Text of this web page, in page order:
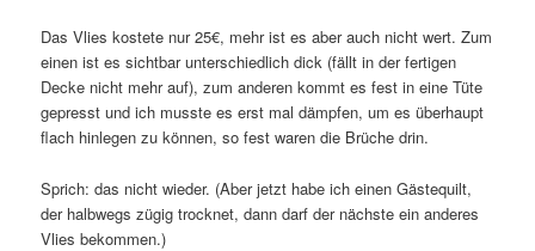
Das Vlies kostete nur 25€, mehr ist es aber auch nicht wert. Zum
einen ist es sichtbar unterschiedlich dick (fällt in der fertigen
Decke nicht mehr auf), zum anderen kommt es fest in eine Tüte
gepresst und ich musste es erst mal dämpfen, um es überhaupt
flach hinlegen zu können, so fest waren die Brüche drin.
Sprich: das nicht wieder. (Aber jetzt habe ich einen Gästequilt,
der halbwegs zügig trocknet, dann darf der nächste ein anderes
Vlies bekommen.)